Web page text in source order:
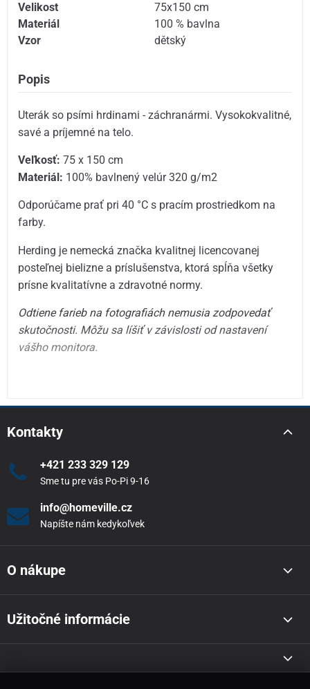
Velikost
75x150 cm
Materiál
100 % bavlna
Vzor
dětský
Popis
Uterák so psími hrdinami - záchranármi. Vysokokvalitné,
savé a príjemné na telo.
Veľkosť: 75 x 150 cm
Materiál: 100% bavlnený velúr 320 g/m2
Odporúčame prať pri 40 °C s pracím prostriedkom na
farby.
Herding je nemecká značka kvalitnej licencovanej
posteľnej bielizne a príslušenstva, ktorá spĺňa všetky
prísne kvalitatívne a zdravotné normy.
Odtiene farieb na fotografiách nemusia zodpovedať
skutočnosti. Môžu sa líšiť v závislosti od nastavení
vášho monitora.
Kontakty
+421 233 329 129
Sme tu pre vás Po-Pi 9-16
info@homeville.cz
Napíšte nám kedykoľvek
O nákupe
Užitočné informácie